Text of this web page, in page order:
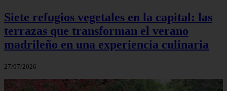
Siete refugios vegetales en la capital: las
terrazas que transforman el verano
madrileño en una experiencia culinaria
27/07/2026